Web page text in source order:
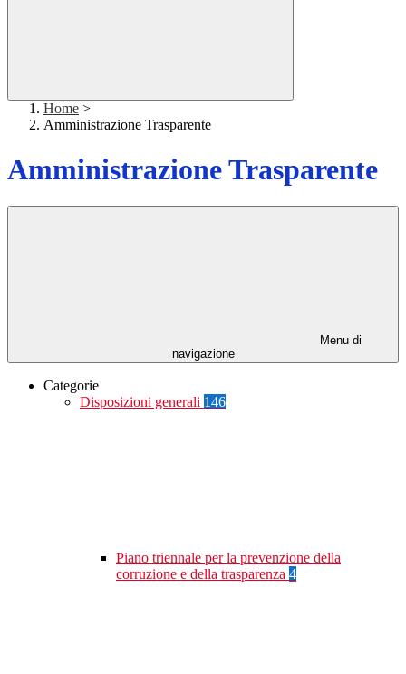
Home >
Amministrazione Trasparente
Amministrazione Trasparente
Menu di
navigazione
Categorie
Disposizioni generali 146
Piano triennale per la prevenzione della
corruzione e della trasparenza 4